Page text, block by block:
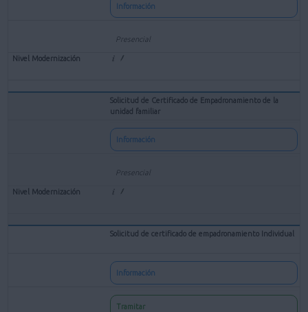
Información
Presencial
Solicitud de Certificado de Empadronamiento de la
unidad familiar
Información
Presencial
Solicitud de certificado de empadronamiento Individual
Información
Tramitar